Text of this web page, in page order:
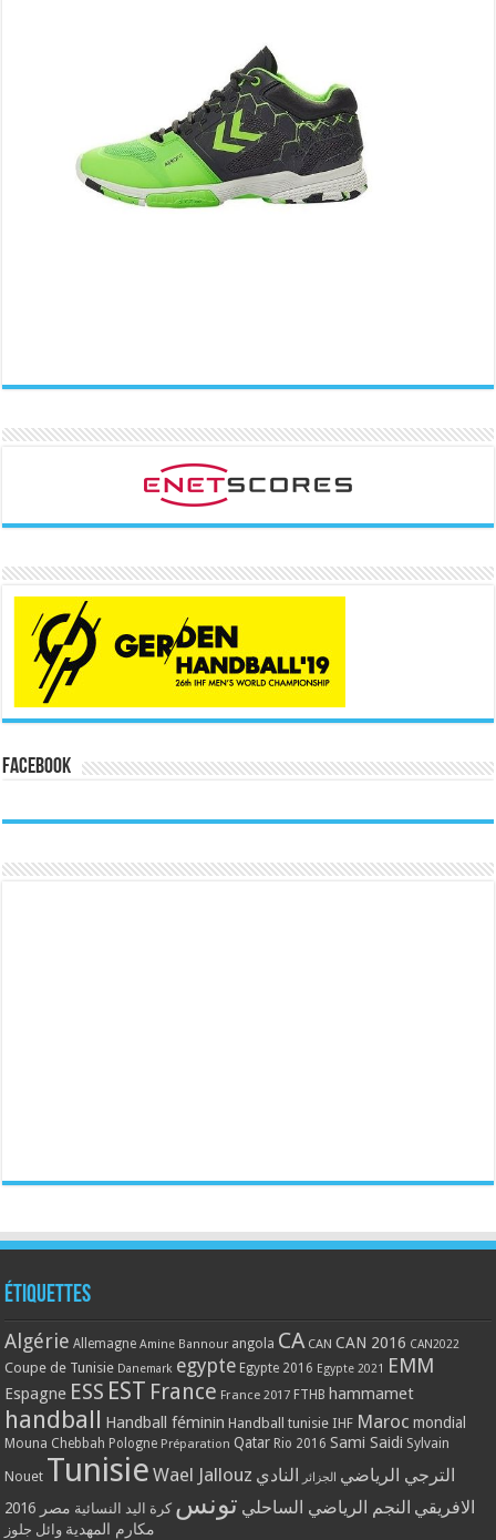
Facebook
Étiquettes
Algérie Allemagne Amine Bannour angola CA CAN CAN 2016 CAN2022
Coupe de Tunisie Danemark egypte Egypte 2016 Egypte 2021 EMM
Espagne ESS EST France France 2017 FTHB hammamet
handball Handball féminin Handball tunisie IHF Maroc mondial
Mouna Chebbah Pologne Préparation Qatar Rio 2016 Sami Saidi Sylvain
Nouet Tunisie Wael Jallouz الترجي الرياضي الجزائر
النادي
الافريقي النجم الرياضي الساحلي تونس كرة اليد النسائية مصر 2016
مكارم المهدية وائل جلوز